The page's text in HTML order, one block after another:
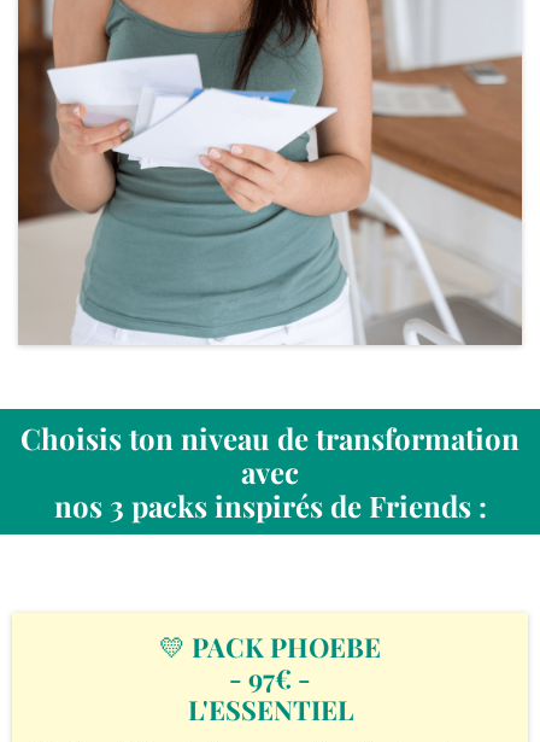
Choisis ton niveau de transformation
avec
nos 3 packs inspirés de Friends :
💛 PACK PHOEBE
- 97€ -
L'ESSENTIEL